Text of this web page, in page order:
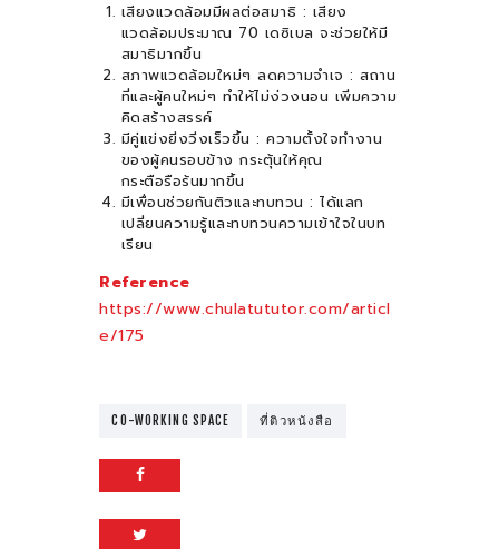
เสียงแวดล้อมมีผลต่อสมาธิ : เสียง
แวดล้อมประมาณ 70 เดซิเบล จะช่วยให้มี
สมาธิมากขึ้น
สภาพแวดล้อมใหม่ๆ ลดความจำเจ : สถาน
ที่และผู้คนใหม่ๆ ทำให้ไม่ง่วงนอน เพิ่มความ
คิดสร้างสรรค์
มีคู่แข่งยิ่งวิ่งเร็วขึ้น : ความตั้งใจทำงาน
ของผู้คนรอบข้าง กระตุ้นให้คุณ
กระตือรือร้นมากขึ้น
มีเพื่อนช่วยกันติวและทบทวน : ได้แลก
เปลี่ยนความรู้และทบทวนความเข้าใจในบท
เรียน
Reference
https://www.chulatututor.com/articl
e/175
CO-WORKING SPACE ที่ติวหนังสือ